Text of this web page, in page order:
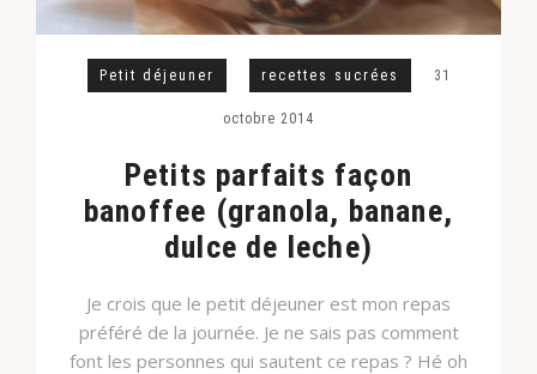
Petit déjeuner recettes sucrées 31
octobre 2014
Petits parfaits façon
banoffee (granola, banane,
dulce de leche)
Je crois que le petit déjeuner est mon repas
préféré de la journée. Je ne sais pas comment
font les personnes qui sautent ce repas ? Hé oh